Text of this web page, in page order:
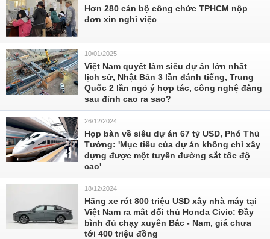
Hơn 280 cán bộ công chức TPHCM nộp
đơn xin nghỉ việc
10/01/2025
Việt Nam quyết làm siêu dự án lớn nhất
lịch sử, Nhật Bản 3 lần đánh tiếng, Trung
Quốc 2 lần ngỏ ý hợp tác, công nghệ đằng
sau đỉnh cao ra sao?
26/12/2024
Họp bàn về siêu dự án 67 tỷ USD, Phó Thủ
Tướng: 'Mục tiêu của dự án không chỉ xây
dựng được một tuyến đường sắt tốc độ
cao'
18/12/2024
Hãng xe rót 800 triệu USD xây nhà máy tại
Việt Nam ra mắt đối thủ Honda Civic: Đầy
bình đủ chạy xuyên Bắc - Nam, giá chưa
tới 400 triệu đồng